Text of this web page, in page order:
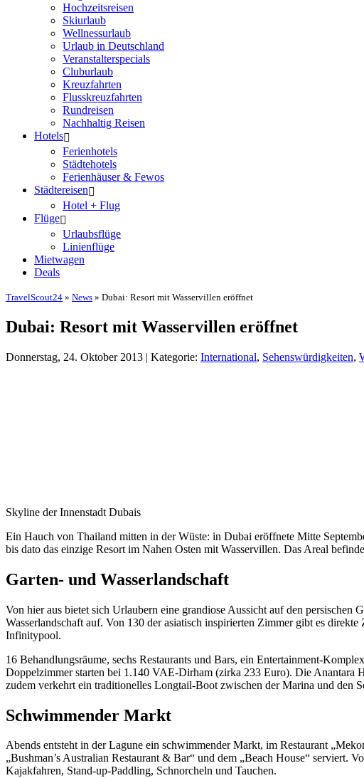
Hochzeitsreisen
Skiurlaub
Wellnessurlaub
Urlaub in Deutschland
Veranstalterspecials
Cluburlaub
Kreuzfahrten
Flusskreuzfahrten
Rundreisen
Nachhaltig Reisen
Hotels
Ferienhotels
Städtehotels
Ferienhäuser & Fewos
Städtereisen
Hotel + Flug
Flüge
Urlaubsflüge
Linienflüge
Mietwagen
Deals
TravelScout24 » News » Dubai: Resort mit Wasservillen eröffnet
Dubai: Resort mit Wasservillen eröffnet
Donnerstag, 24. Oktober 2013 | Kategorie: International, Sehenswürdigkeiten,
Skyline der Innenstadt Dubais
Ein Hauch von Thailand mitten in der Wüste: in Dubai eröffnete Mitte
bis dato das einzige Resort im Nahen Osten mit Wasservillen. Das Areal
Garten- und Wasserlandschaft
Von hier aus bietet sich Urlaubern eine grandiose Aussicht auf den persischen
Wasserlandschaft auf. Von 130 der asiatisch inspirierten Zimmer gibt es
Infinitypool.
16 Behandlungsräume, sechs Restaurants und Bars, ein Entertainment-
Doppelzimmer starten bei 1.140 VAE-Dirham (zirka 233 Euro). Die Anantara
zudem verkehrt ein traditionelles Longtail-Boot zwischen der Marina und den
Schwimmender Markt
Abends entsteht in der Lagune ein schwimmender Markt, im Restaurant
„Bushman’s Australian Restaurant & Bar“ und dem „Beach House“ serviert.
Kajakfahren, Stand-up-Paddling, Schnorcheln und Tauchen.